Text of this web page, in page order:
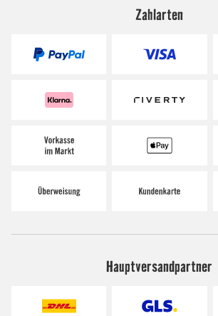
Zahlarten
Hauptversandpartner